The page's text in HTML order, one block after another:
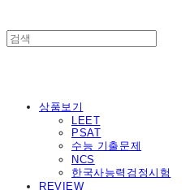
상품보기
LEET
PSAT
수능 기출문제
NCS
한국사능력검정시험
REVIEW